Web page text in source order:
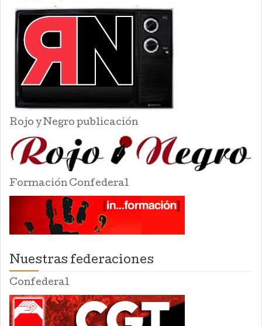
Rojo y Negro publicación
Formación Confederal
Nuestras federaciones
Confederal